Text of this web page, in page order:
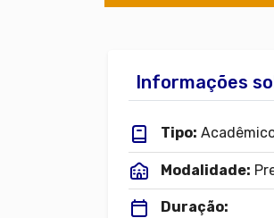
Informações
Tipo:
Modalidade:
Duração: